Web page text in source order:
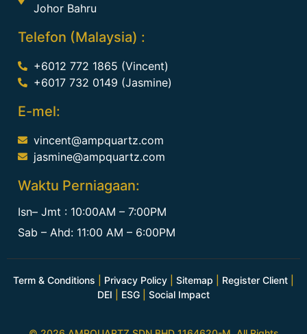
Johor Bahru
Telefon (Malaysia) :
+6012 772 1865 (Vincent)
+6017 732 0149 (Jasmine)
E-mel:
vincent@ampquartz.com
jasmine@ampquartz.com
Waktu Perniagaan:
Isn– Jmt : 10:00AM – 7:00PM
Sab – Ahd: 11:00 AM – 6:00PM
Term & Conditions Privacy Policy Sitemap Register Client
DEI
ESG Social Impact